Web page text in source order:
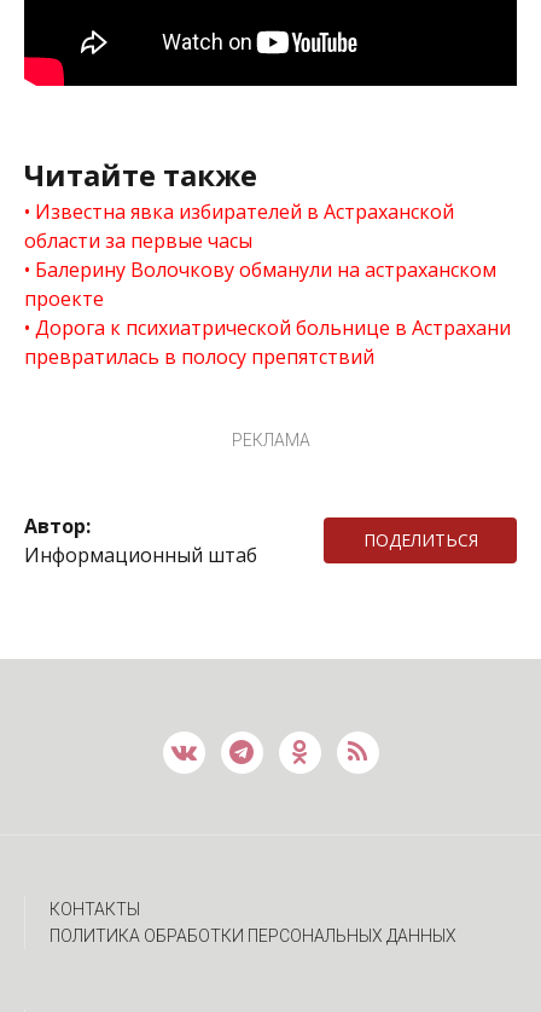
Читайте также
Известна явка избирателей в Астраханской
области за первые часы
Балерину Волочкову обманули на астраханском
проекте
Дорога к психиатрической больнице в Астрахани
превратилась в полосу препятствий
РЕКЛАМА
Автор:
Информационный штаб
ПОДЕЛИТЬСЯ
КОНТАКТЫ
ПОЛИТИКА ОБРАБОТКИ ПЕРСОНАЛЬНЫХ ДАННЫХ